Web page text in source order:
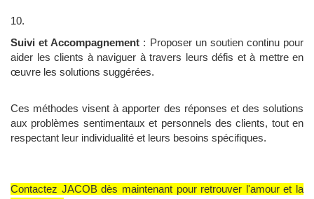
Suivi et Accompagnement : Proposer un soutien continu pour
aider les clients à naviguer à travers leurs défis et à mettre en
œuvre les solutions suggérées.
Ces méthodes visent à apporter des réponses et des solutions
aux problèmes sentimentaux et personnels des clients, tout en
respectant leur individualité et leurs besoins spécifiques.
Contactez JACOB dès maintenant pour retrouver l'amour et la